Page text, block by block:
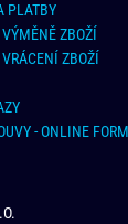
PLATBY
ZBOŽÍ
ZBOŽÍ
- ONLINE